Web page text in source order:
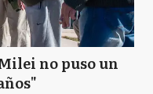
no puso un